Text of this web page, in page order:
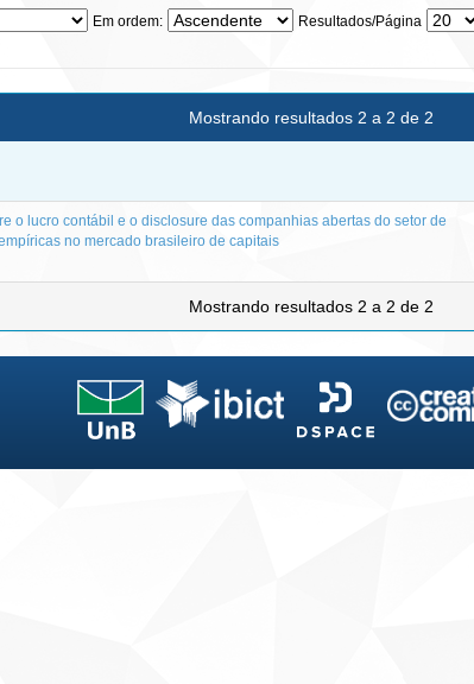
Em ordem: Resultados/Página
Mostrando resultados 2 a 2 de 2
o lucro contábil e o disclosure das companhias abertas do setor de
no mercado brasileiro de capitais
Mostrando resultados 2 a 2 de 2